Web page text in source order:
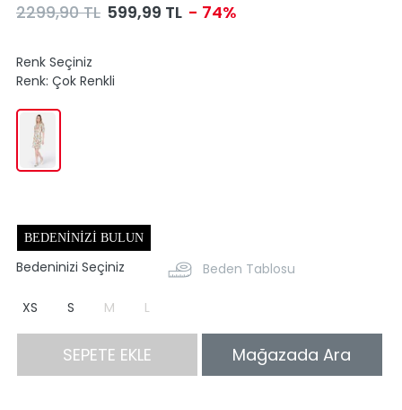
2299,90 TL 599,99 TL - 74%
Renk Seçiniz
Renk: Çok Renkli
BEDENINIZI BULUN
Bedeninizi Seçiniz Beden Tablosu
XS S M L
SEPETE EKLE Mağazada Ara